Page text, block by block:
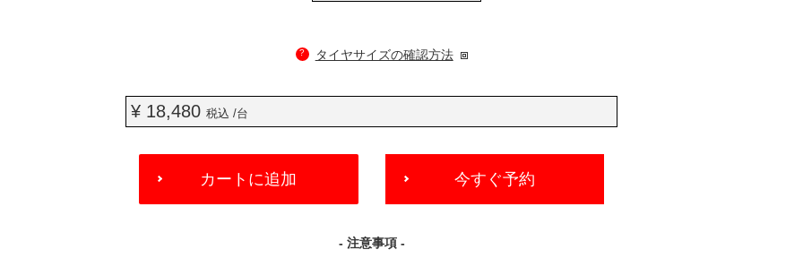
? タイヤサイズの確認方法
¥ 18,480税込 /台
ADD
CART
カートに追加 今すぐ予約
- 注意事項 -